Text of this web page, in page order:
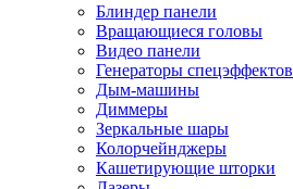
Блиндер панели
Вращающиеся головы
Видео панели
Генераторы спецэффектов
Дым-машины
Диммеры
Зеркальные шары
Колорчейнджеры
Кашетирующие шторки